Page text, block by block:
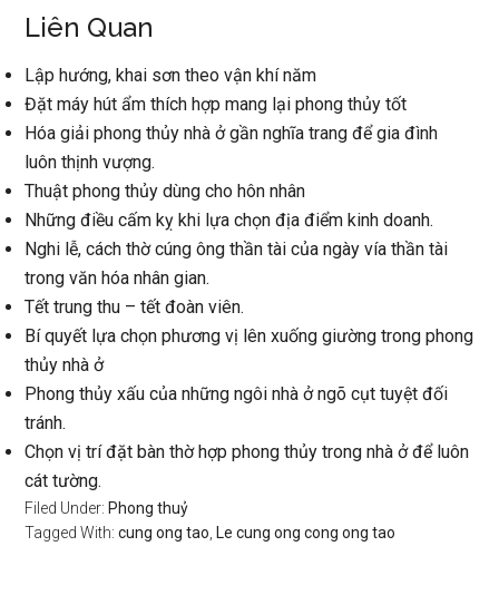
Liên Quan
Lập hướng, khai sơn theo vận khí năm
Đặt máy hút ẩm thích hợp mang lại phong thủy tốt
Hóa giải phong thủy nhà ở gần nghĩa trang để gia đình
luôn thịnh vượng.
Thuật phong thủy dùng cho hôn nhân
Những điều cấm kỵ khi lựa chọn địa điểm kinh doanh.
Nghi lễ, cách thờ cúng ông thần tài của ngày vía thần tài
trong văn hóa nhân gian.
Tết trung thu – tết đoàn viên.
Bí quyết lựa chọn phương vị lên xuống giường trong phong
thủy nhà ở
Phong thủy xấu của những ngôi nhà ở ngõ cụt tuyệt đối
tránh.
Chọn vị trí đặt bàn thờ hợp phong thủy trong nhà ở để luôn
cát tường.
Filed Under: Phong thuỷ
Tagged With:cung ong tao Le cung ong cong ong tao